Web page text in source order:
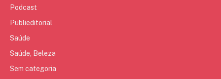
Podcast
Publieditorial
Saúde
Saúde, Beleza
Sem categoria